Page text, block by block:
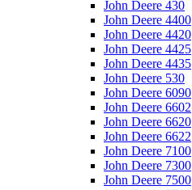
John Deere 430
John Deere 4400
John Deere 4420
John Deere 4425
John Deere 4435
John Deere 530
John Deere 6090
John Deere 6602
John Deere 6620
John Deere 6622
John Deere 7100
John Deere 7300
John Deere 7500